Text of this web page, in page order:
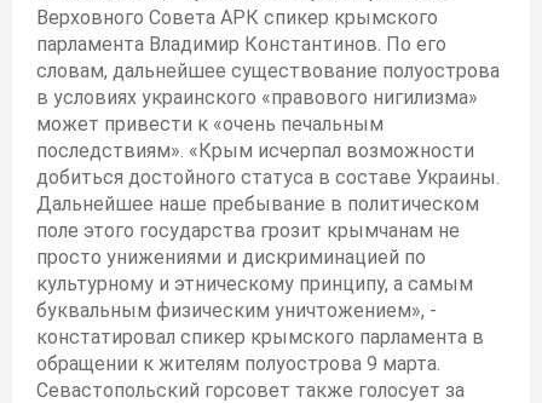
Верховного Совета АРК спикер крымского
парламента Владимир Константинов. По его
словам, дальнейшее существование полуострова
в условиях украинского «правового нигилизма»
может привести к «очень печальным
последствиям». «Крым исчерпал возможности
добиться достойного статуса в составе Украины.
Дальнейшее наше пребывание в политическом
поле этого государства грозит крымчанам не
просто унижениями и дискриминацией по
культурному и этническому принципу, а самым
буквальным физическим уничтожением», -
констатировал спикер крымского парламента в
обращении к жителям полуострова 9 марта.
Севастопольский горсовет также голосует за